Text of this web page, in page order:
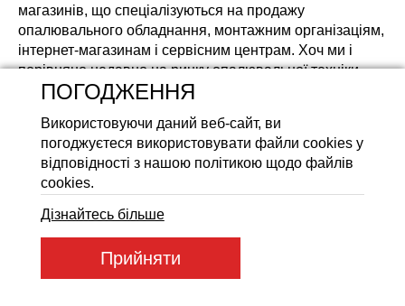
магазинів, що спеціалізуються на продажу
опалювального обладнання, монтажним організаціям,
інтернет-магазинам і сервісним центрам. Хоч ми і
порівняно недавно на ринку опалювальної техніки,
але вже встигли довести, що наш товар високої якості.
умовах.
Чим привабливі наші товари? По-перше, електричні
котли та комплектуючі виробництва "Tenko"
відповідають європейським стандартам якості. По-
друге, ми надаємо нашу продукцію за доступною
ціною, що також приваблює безліч покупців. До того ж
наші електричні котли зручні в монтажі і привабливий
зовнішній вигляд, що теж важливо!
ПОГОДЖЕННЯ
Використовуючи даний веб-сайт, ви
погоджуєтеся використовувати файли cookies у
відповідності з нашою політикою щодо файлів
cookies.
Дізнайтесь більше
Прийняти